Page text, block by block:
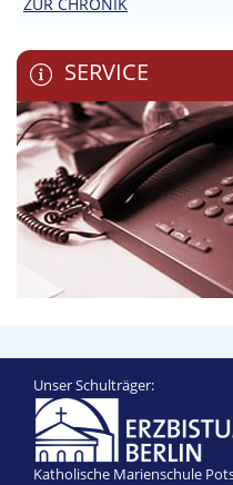
SERVICE
Unser Schulträger:
Katholische Marienschule